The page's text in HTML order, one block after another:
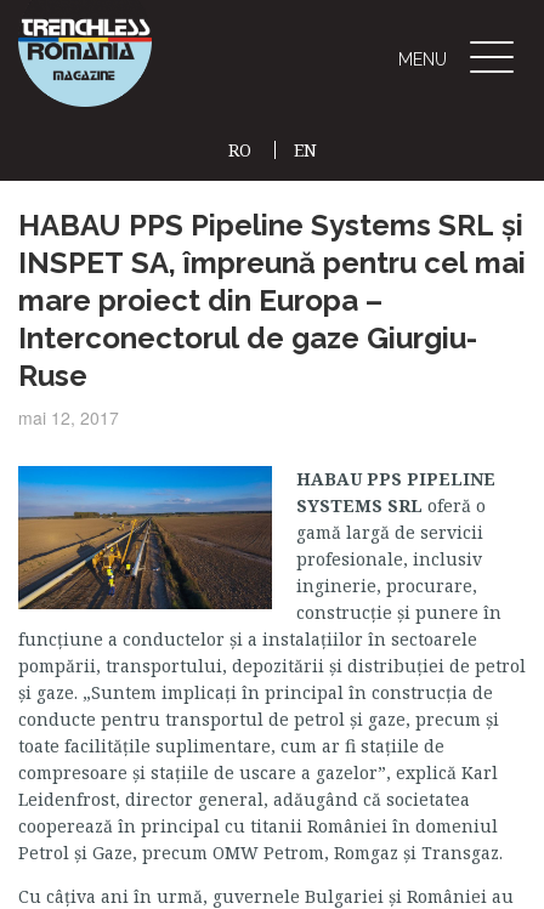
MENU
Toggle
RO
EN
HABAU PPS Pipeline Systems SRL și
INSPET SA, împreună pentru cel mai
mare proiect din Europa –
Interconectorul de gaze Giurgiu-
Ruse
mai 12, 2017
HABAU PPS PIPELINE
SYSTEMS SRL oferă o
gamă largă de servicii
profesionale, inclusiv
inginerie, procurare,
construcție și punere în
funcțiune a conductelor și a instalațiilor în sectoarele
pompării, transportului, depozitării și distribuției de petrol
și gaze. „Suntem implicați în principal în construcția de
conducte pentru transportul de petrol și gaze, precum și
toate facilitățile suplimentare, cum ar fi stațiile de
compresoare și stațiile de uscare a gazelor”, explică Karl
Leidenfrost, director general, adăugând că societatea
cooperează în principal cu titanii României în domeniul
Petrol și Gaze, precum OMW Petrom, Romgaz și Transgaz.
Cu câțiva ani în urmă, guvernele Bulgariei și României au